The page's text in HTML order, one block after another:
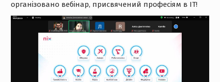
організовано вебінар, присвячений професіям в ІТ!